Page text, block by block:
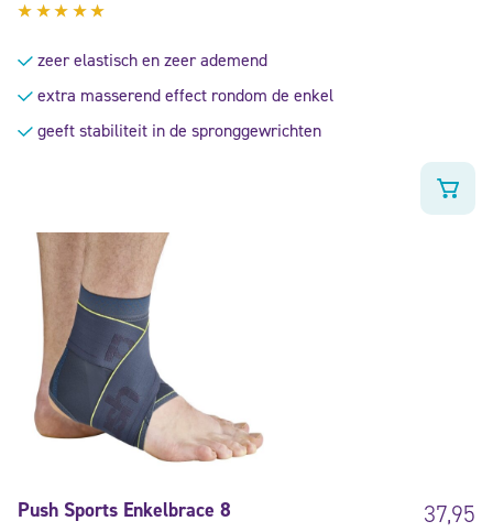
uit
5 zeer elastisch en zeer ademend
extra masserend effect rondom de enkel
geeft stabiliteit in de spronggewrichten
Push Sports Enkelbrace 8 37,95